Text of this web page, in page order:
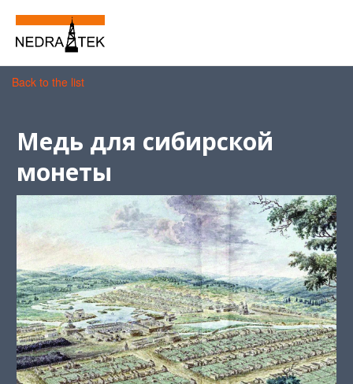
Back to the list
Медь для сибирской
монеты